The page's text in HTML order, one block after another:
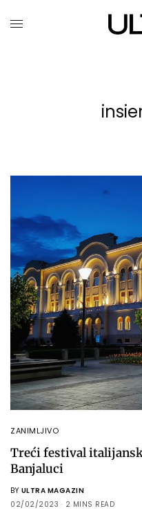
ZANIMLJIVO
Treći festival
Banjaluci
BY ULTRA MAGAZIN
02/02/2023
2 MINS READ